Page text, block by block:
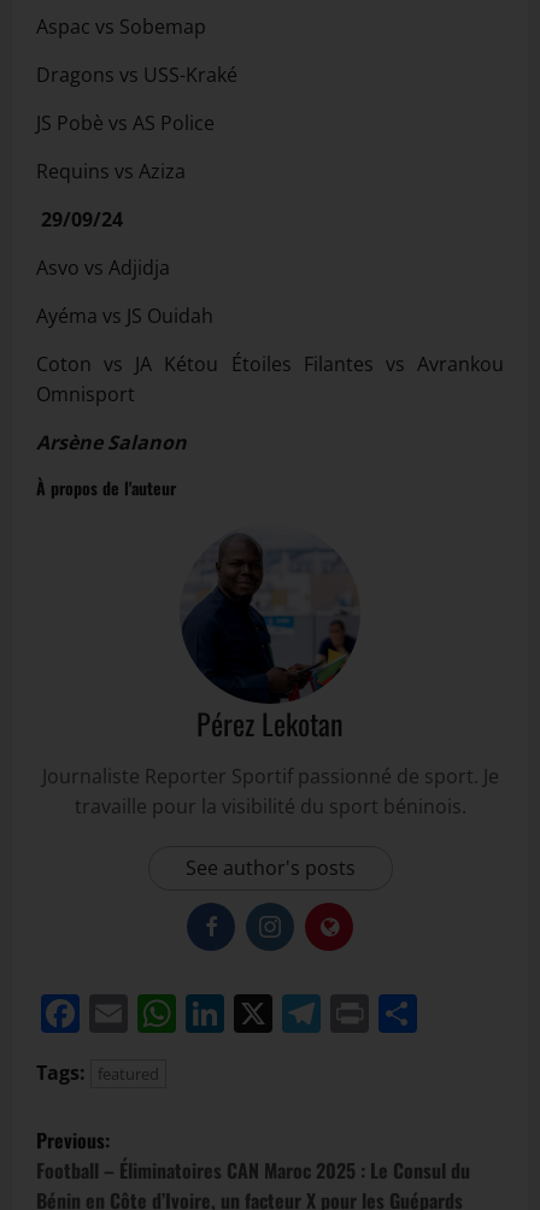
Aspac vs Sobemap
Dragons vs USS-Kraké
JS Pobè vs AS Police
Requins vs Aziza
29/09/24
Asvo vs Adjidja
Ayéma vs JS Ouidah
Coton vs JA Kétou Étoiles Filantes vs Avrankou
Omnisport
Arsène Salanon
À propos de l'auteur
Pérez Lekotan
Journaliste Reporter Sportif passionné de sport. Je
travaille pour la visibilité du sport béninois.
See author's posts
Facebook
EmailWhatsApp
LinkedIn
X Telegram
Print
Tags: featured
Previous:
Football – Éliminatoires CAN Maroc 2025 : Le Consul du
Bénin en Côte d’Ivoire, un facteur X pour les Guépards